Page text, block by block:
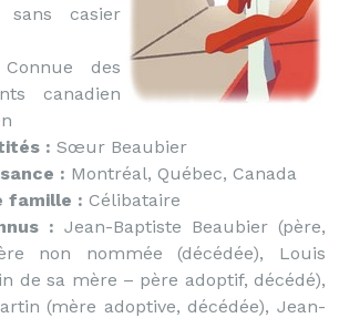
sans casier
des
canadien
: Sœur Beaubier
: Montréal, Québec, Canada
famille : Célibataire
: Jean-Baptiste Beaubier (père,
non nommée (décédée), Louis
de sa mère – père adoptif, décédé),
(mère adoptive, décédée), Jean-